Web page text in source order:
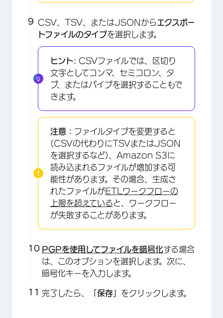
CSV、TSV、またはJSONからエクスポー
トファイルのタイプを選択します。
ヒント: CSVファイルでは、区切り
文字としてコンマ、セミコロン、タ
ブ、またはパイプを選択することもで
きます。
注意： ファイルタイプを変更すると
(CSVの代わりにTSVまたはJSON
を選択するなど)、Amazon S3に
読み込まれるファイルが増加する可
能性があります。その場合、生成さ
れたファイルがETLワークフローの
上限を超えていると、ワークフロー
が失敗することがあります。
PGPを使用してファイルを暗号化する場合
は、このオプションを選択します。次に、
暗号化キーを入力します。
完了したら、 「保存」 をクリックします。